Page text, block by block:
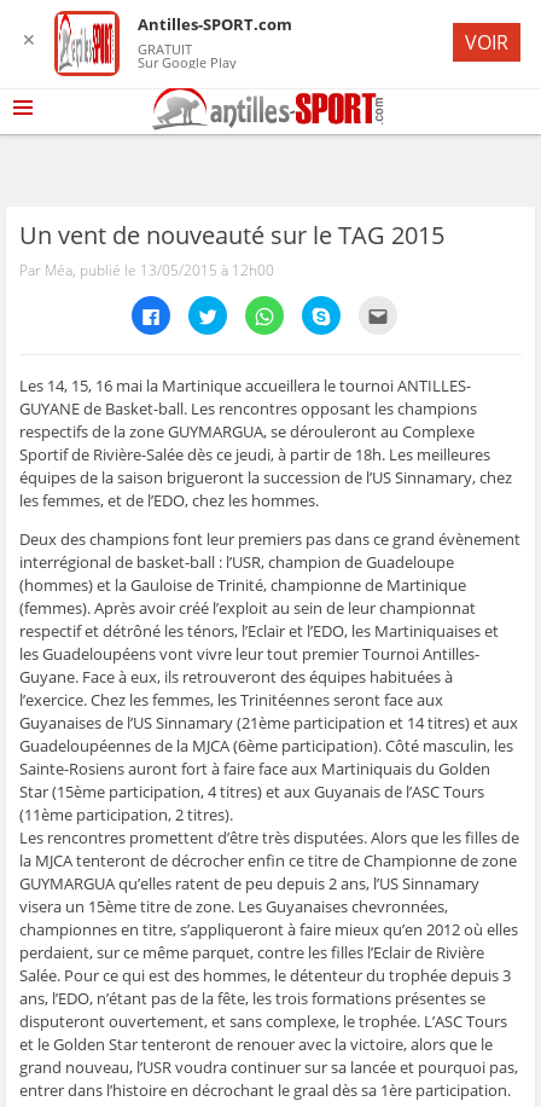
Un vent de nouveauté sur le TAG 2015
Par Méa, publié le 13/05/2015 à 12h00
C
l
e
z
p
o
u
r
p
a
r
g
e
r
s
u
r
F
c
e
b
o
o
k
(
u
v
r
e
d
a
n
s
u
n
n
o
u
v
e
l
l
e
f
e
n
ê
C
l
e
z
p
o
u
r
p
a
r
g
e
r
s
u
r
T
i
t
t
e
r
(
o
u
v
r
e
d
a
n
s
u
n
e
n
o
u
v
e
l
l
e
f
e
n
ê
t
C
l
e
z
p
o
u
r
p
a
r
a
g
e
r
s
u
r
W
a
t
s
A
p
p
(
o
u
v
r
d
a
n
s
u
n
e
n
o
u
v
e
l
l
f
e
n
ê
C
l
e
z
p
o
u
r
p
a
g
e
r
s
u
r
S
y
p
e
(
o
u
v
r
e
d
a
s
u
n
e
n
o
v
e
l
l
e
f
e
n
ê
t
r
e
e
z
p
o
u
r
e
n
e
r
p
a
r
e
-
a
i
l
à
u
n
a
i
(
o
v
r
e
d
a
n
u
n
e
n
o
u
v
l
l
e
f
Les 14, 15, 16 mai la Martinique accueillera le tournoi ANTILLES-
GUYANE de Basket-ball. Les rencontres opposant les champions
respectifs de la zone GUYMARGUA, se dérouleront au Complexe
Sportif de Rivière-Salée dès ce jeudi, à partir de 18h. Les meilleures
équipes de la saison brigueront la succession de l’US Sinnamary, chez
les femmes, et de l’EDO, chez les hommes.
Deux des champions font leur premiers pas dans ce grand évènement
interrégional de basket-ball : l’USR, champion de Guadeloupe
(hommes) et la Gauloise de Trinité, championne de Martinique
(femmes). Après avoir créé l’exploit au sein de leur championnat
respectif et détrôné les ténors, l’Eclair et l’EDO, les Martiniquaises et
les Guadeloupéens vont vivre leur tout premier Tournoi Antilles-
Guyane. Face à eux, ils retrouveront des équipes habituées à
l’exercice. Chez les femmes, les Trinitéennes seront face aux
Guyanaises de l’US Sinnamary (21ème participation et 14 titres) et aux
Guadeloupéennes de la MJCA (6ème participation). Côté masculin, les
Sainte-Rosiens auront fort à faire face aux Martiniquais du Golden
Star (15ème participation, 4 titres) et aux Guyanais de l’ASC Tours
(11ème participation, 2 titres).
Les rencontres promettent d’être très disputées. Alors que les filles de
la MJCA tenteront de décrocher enfin ce titre de Championne de zone
GUYMARGUA qu’elles ratent de peu depuis 2 ans, l’US Sinnamary
visera un 15ème titre de zone. Les Guyanaises chevronnées,
championnes en titre, s’appliqueront à faire mieux qu’en 2012 où elles
perdaient, sur ce même parquet, contre les filles l’Eclair de Rivière
Salée. Pour ce qui est des hommes, le détenteur du trophée depuis 3
ans, l’EDO, n’étant pas de la fête, les trois formations présentes se
disputeront ouvertement, et sans complexe, le trophée. L’ASC Tours
et le Golden Star tenteront de renouer avec la victoire, alors que le
grand nouveau, l’USR voudra continuer sur sa lancée et pourquoi pas,
entrer dans l’histoire en décrochant le graal dès sa 1ère participation.
✕
Antilles-SPORT.com
GRATUIT
Sur Google Play
VOIR